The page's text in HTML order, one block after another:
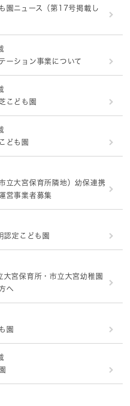
園ニュース（第17号掲載し
ーション事業について
こども園
ども園
立大宮保育所隣地）幼保連携
営事業者募集
認定こども園
宮保育所・市立大宮幼稚園
へ
園